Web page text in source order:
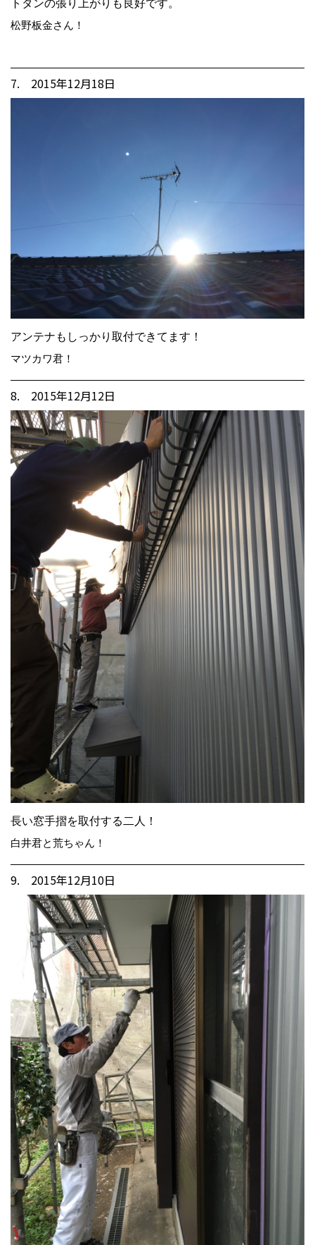
トタンの張り上がりも良好です。
松野板金さん！
7. 2015年12月18日
アンテナもしっかり取付できてます！
マツカワ君！
8. 2015年12月12日
長い窓手摺を取付する二人！
白井君と荒ちゃん！
9. 2015年12月10日